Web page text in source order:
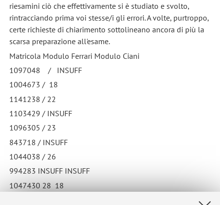
riesamini ciò che effettivamente si è studiato e svolto,
rintracciando prima voi stesse/i gli errori. A volte, purtroppo,
certe richieste di chiarimento sottolineano ancora di più la
scarsa preparazione all'esame.
Matricola Modulo Ferrari Modulo Ciani
1097048 / INSUFF
1004673 / 18
1141238 / 22
1103429 / INSUFF
1096305 / 23
843718 / INSUFF
1044038 / 26
994283 INSUFF INSUFF
1047430 28 18